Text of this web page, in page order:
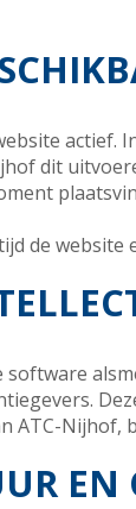
actief.
dit
de website
software
ATC-Nijhof,
EN